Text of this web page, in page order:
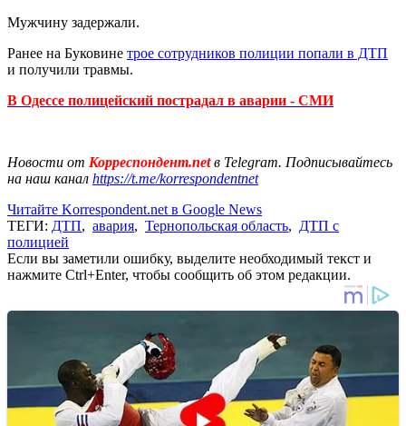
Мужчину задержали.
Ранее на Буковине трое сотрудников полиции попали в ДТП
и получили травмы.
В Одессе полицейский пострадал в аварии - СМИ
Новости от Корреспондент.netв Telegram. Подписывайтесь
на наш канал https://t.me/korrespondentnet
Читайте Korrespondent.net в Google News
ТЕГИ: ДТП, авария, Тернопольская область, ДТП с
полицией
Если вы заметили ошибку, выделите необходимый текст и
нажмите Ctrl+Enter, чтобы сообщить об этом редакции.